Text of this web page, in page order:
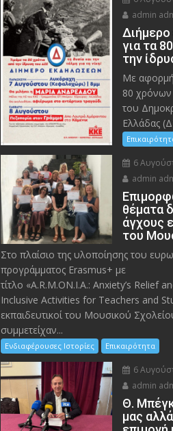
admin
για τα
την
Με
80 χρόνων
του
Ελλάδας
6
admin
θέματα
άγχους
του
Στο πλαίσιο της υλοποίησης του
προγράμματος Erasmus+ με
τίτλο «A.R.M.ON.I.A.: Anxiety’s Relief
Inclusive Activities for Teachers and
εκπαιδευτικοί του Μουσικού
συμμετείχαν...
Ενδιαφέρουσες Ιστορίες Επικαιρότητα
6
admin
Θ.
μας